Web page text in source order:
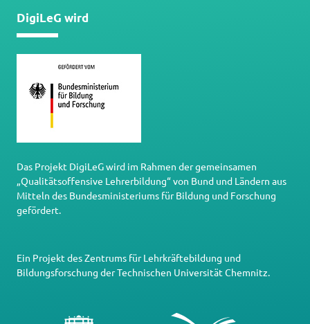
DigiLeG wird
Das Projekt DigiLeG wird im Rahmen der gemeinsamen
„Qualitätsoffensive Lehrerbildung“ von Bund und Ländern aus
Mitteln des Bundesministeriums für Bildung und Forschung
gefördert.
Ein Projekt desZentrums für Lehrkräftebildung und
Bildungsforschung derTechnischen Universität Chemnitz.